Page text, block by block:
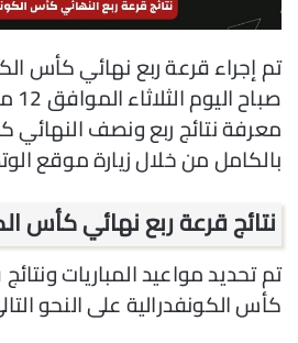
معرفة نتائج ربع ونصف النهائي
بالكامل من خلال زيارة موقع
نتائج قرعة ربع نهائي كأس
تم تحديد مواعيد المباريات
كأس الكونفدرالية على النحو